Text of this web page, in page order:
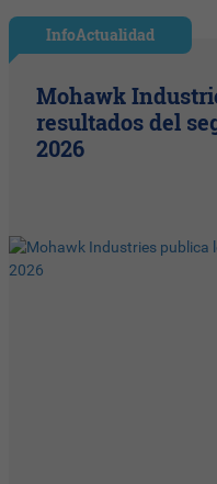
InfoActualidad
Mohawk
resultados del
2026